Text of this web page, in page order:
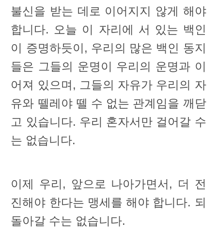
불신을 받는 데로 이어지지 않게 해야
합니다. 오늘 이 자리에 서 있는 백인
이 증명하듯이, 우리의 많은 백인 동지
들은 그들의 운명이 우리의 운명과 이
어져 있으며, 그들의 자유가 우리의 자
유와 뗄레야 뗄 수 없는 관계임을 깨닫
고 있습니다. 우리 혼자서만 걸어갈 수
는 없습니다.
이제 우리, 앞으로 나아가면서, 더 전
진해야 한다는 맹세를 해야 합니다. 되
돌아갈 수는 없습니다.